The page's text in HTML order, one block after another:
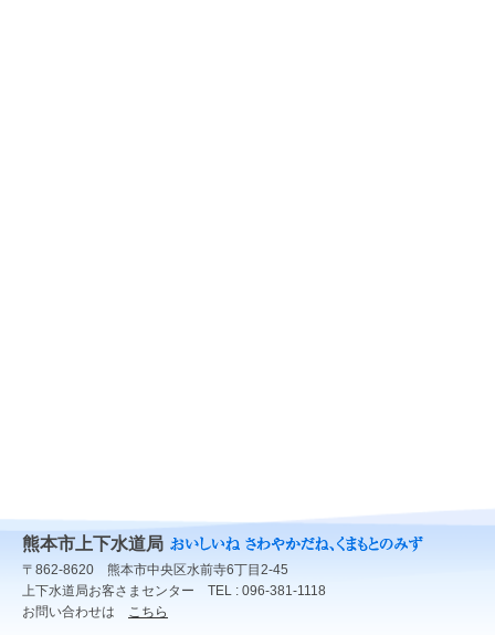
熊本市上下水道局
〒862-8620 熊本市中央区水前寺6丁目2-45
上下水道局お客さまセンター TEL : 096-381-1118
お問い合わせは こちら